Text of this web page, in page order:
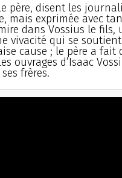
père, disent les
mais exprimée avec
dans Vossius le
vivacité qui se
cause ; le père a
ouvrages d’Isaac
frères.